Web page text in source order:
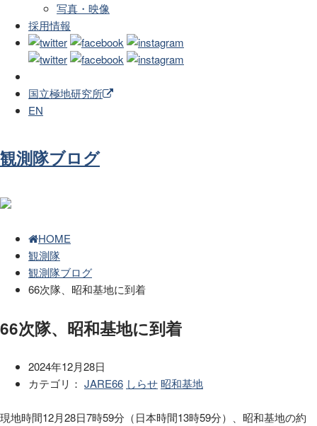
写真・映像
採用情報
国立極地研究所
EN
観測隊ブログ
HOME
観測隊
観測隊ブログ
66次隊、昭和基地に到着
66次隊、昭和基地に到着
2024年12月28日
カテゴリ： JARE66 しらせ 昭和基地
現地時間12月28日7時59分（日本時間13時59分）、昭和基地の約